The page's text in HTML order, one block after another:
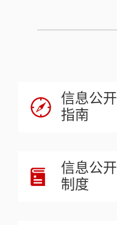
信息公开
指南
信息公开
制度